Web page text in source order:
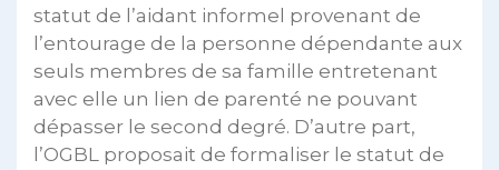
statut de l’aidant informel provenant de
l’entourage de la personne dépendante aux
seuls membres de sa famille entretenant
avec elle un lien de parenté ne pouvant
dépasser le second degré. D’autre part,
l’OGBL proposait de formaliser le statut de